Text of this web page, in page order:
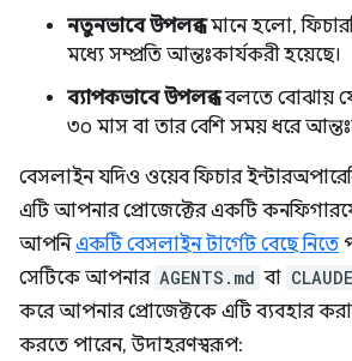
নতুনভাবে উপলব্ধমানে হলো,
মধ্যে সম্প্রতি আন্তঃকার্যকরী হয়েছে।
ব্যাপকভাবে উপলব্ধবলতে বোঝায়
৩০ মাস বা তার বেশি সময় ধরে
বেসলাইন যদিও ওয়েব ফিচার
এটি আপনার প্রোজেক্টের একটি
আপনিএকটি বেসলাইন টার্গেট বেছে নিতে
সেটিকে আপনার AGENTS.md বা
করে আপনার প্রোজেক্টকে এটি ব্যবহার
করতে পারেন, উদাহরণস্বরূপ: